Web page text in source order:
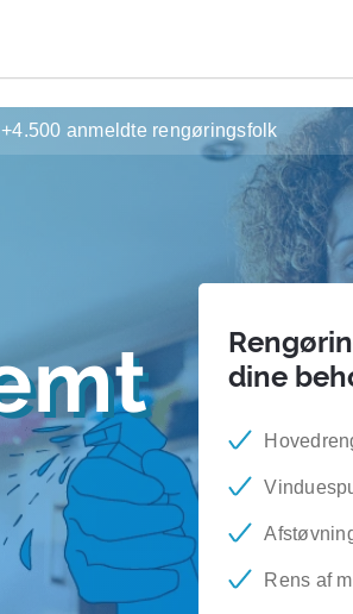
dine
Rens af
+4.500 anmeldte rengøringsfolk